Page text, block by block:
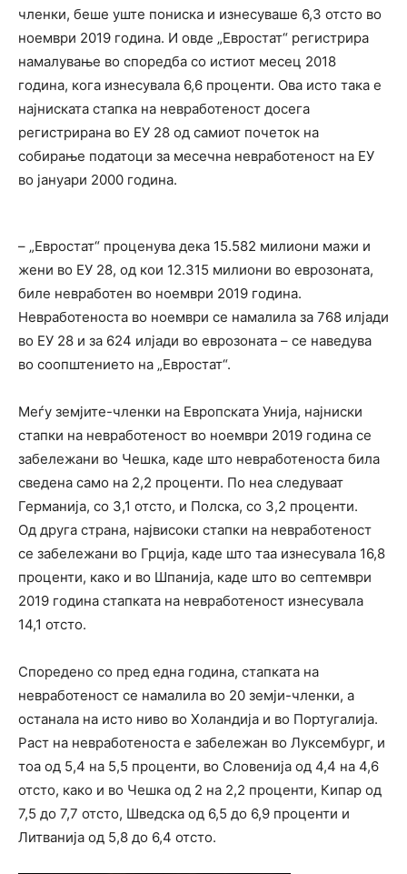
членки, беше уште пониска и изнесуваше 6,3 отсто во
ноември 2019 година. И овде „Евростат“ регистрира
намалување во споредба со истиот месец 2018
година, кога изнесувала 6,6 проценти. Ова исто така е
најниската стапка на невработеност досега
регистрирана во ЕУ 28 од самиот почеток на
собирање податоци за месечна невработеност на ЕУ
во јануари 2000 година.
– „Евростат“ проценува дека 15.582 милиони мажи и
жени во ЕУ 28, од кои 12.315 милиони во еврозоната,
биле невработен во ноември 2019 година.
Невработеноста во ноември се намалила за 768 илјади
во ЕУ 28 и за 624 илјади во еврозоната – се наведува
во соопштението на „Евростат“.
Меѓу земјите-членки на Европската Унија, најниски
стапки на невработеност во ноември 2019 година се
забележани во Чешка, каде што невработеноста била
сведена само на 2,2 проценти. По неа следуваат
Германија, со 3,1 отсто, и Полска, со 3,2 проценти.
Од друга страна, највисоки стапки на невработеност
се забележани во Грција, каде што таа изнесувала 16,8
проценти, како и во Шпанија, каде што во септември
2019 година стапката на невработеност изнесувала
14,1 отсто.
Споредено со пред една година, стапката на
невработеност се намалила во 20 земји-членки, а
останала на исто ниво во Холандија и во Португалија.
Раст на невработеноста е забележан во Луксембург, и
тоа од 5,4 на 5,5 проценти, во Словенија од 4,4 на 4,6
отсто, како и во Чешка од 2 на 2,2 проценти, Кипар од
7,5 до 7,7 отсто, Шведска од 6,5 до 6,9 проценти и
Литванија од 5,8 до 6,4 отсто.